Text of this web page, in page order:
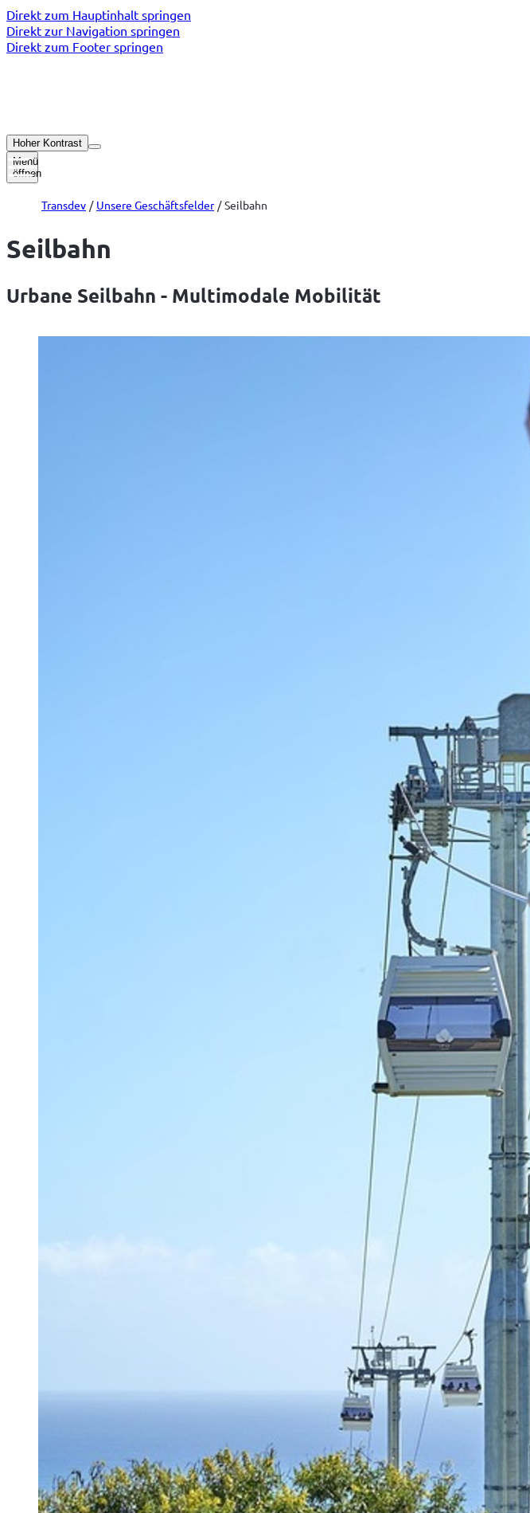
Direkt zum Hauptinhalt springen
Direkt zur Navigation springen
Direkt zum Footer springen
Hoher Kontrast
Menü
öffnen
Transdev Unsere Geschäftsfelder Seilbahn
Seilbahn
Urbane Seilbahn - Multimodale Mobilität